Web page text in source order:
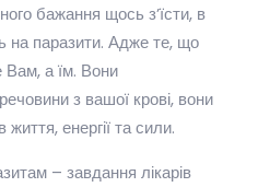
бажання щось з’їсти, в
на паразити. Адже те, що
Вам, а їм. Вони
з вашої крові, вони
енергії та сили.
– завдання лікарів